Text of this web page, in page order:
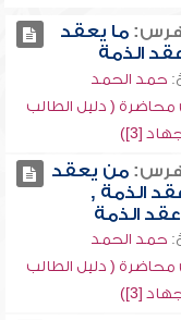
ما يعقد
الذمة
حمد الحمد
( دليل الطالب
[3])
من يعقد
الذمة ,
الذمة
حمد الحمد
( دليل الطالب
[3])